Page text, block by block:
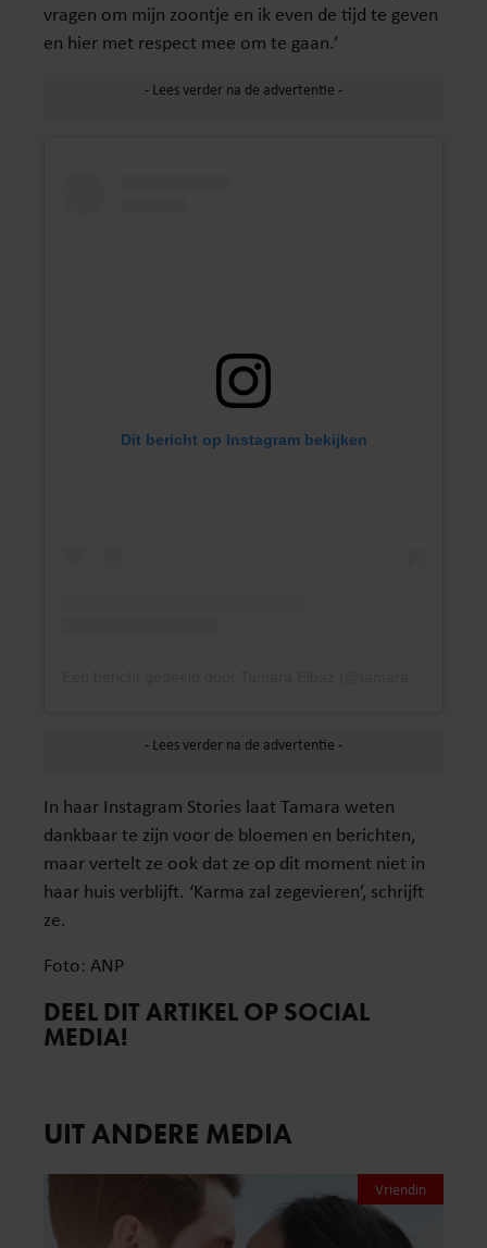
vragen om mijn zoontje en ik even de tijd te geven
en hier met respect mee om te gaan.’
Dit bericht op Instagram bekijken
In haar Instagram Stories laat Tamara weten
dankbaar te zijn voor de bloemen en berichten,
maar vertelt ze ook dat ze op dit moment niet in
haar huis verblijft. ‘Karma zal zegevieren’, schrijft
ze.
Foto: ANP
DEEL DIT ARTIKEL OP SOCIAL
MEDIA!
UIT ANDERE MEDIA
Vriendin